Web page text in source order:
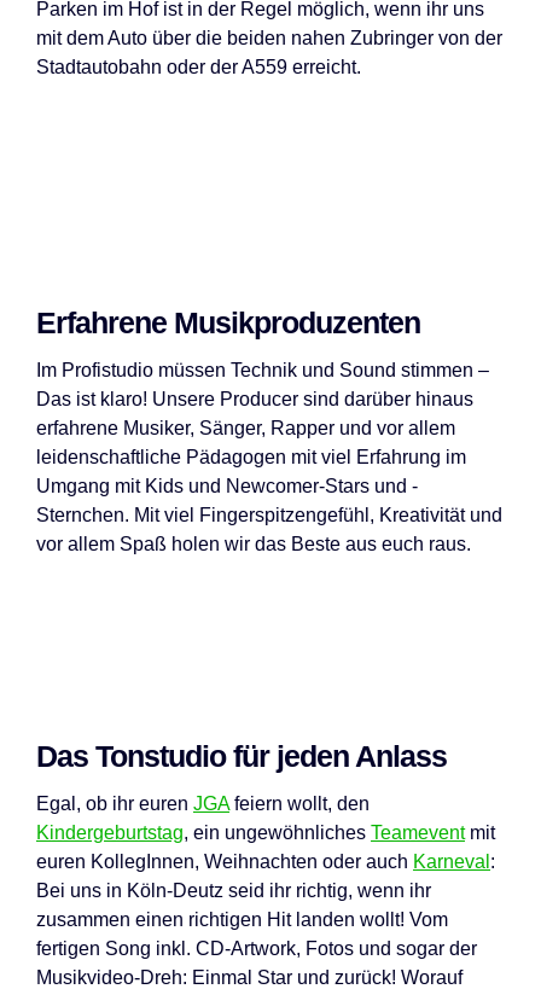
Parken im Hof ist in der Regel möglich, wenn ihr uns
mit dem Auto über die beiden nahen Zubringer von der
Stadtautobahn oder der A559 erreicht.
Erfahrene Musikproduzenten
Im Profistudio müssen Technik und Sound stimmen –
Das ist klaro! Unsere Producer sind darüber hinaus
erfahrene Musiker, Sänger, Rapper und vor allem
leidenschaftliche Pädagogen mit viel Erfahrung im
Umgang mit Kids und Newcomer-Stars und -
Sternchen. Mit viel Fingerspitzengefühl, Kreativität und
vor allem Spaß holen wir das Beste aus euch raus.
Das Tonstudio für jeden Anlass
Egal, ob ihr euren JGAfeiern wollt, den
Kindergeburtstag, ein ungewöhnliches Teameventmit
euren KollegInnen, Weihnachten oder auch Karneval :
Bei uns in Köln-Deutz seid ihr richtig, wenn ihr
zusammen einen richtigen Hit landen wollt! Vom
fertigen Song inkl. CD-Artwork, Fotos und sogar der
Musikvideo-Dreh: Einmal Star und zurück! Worauf